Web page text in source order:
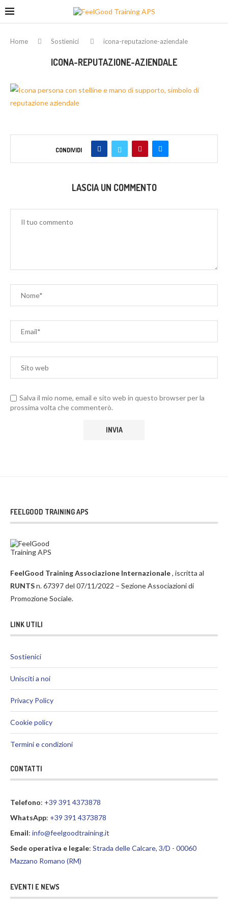
Home Sostienici icona-reputazione-aziendale
ICONA-REPUTAZIONE-AZIENDALE
CONDIVIDI
LASCIA UN COMMENTO
Salva il mio nome, email e sito web in questo browser per la
prossima volta che commenterò.
FEELGOOD TRAINING APS
FeelGood Training Associazione Internazionale, iscritta al
RUNTSn. 67397 del 07/11/2022 – Sezione Associazioni di
Promozione Sociale.
LINK UTILI
Sostienici
Unisciti a noi
Privacy Policy
Cookie policy
Termini e condizioni
CONTATTI
Telefono: +39 391 4373878
WhatsApp: +39 391 4373878
Email: info@feelgoodtraining.it
Sede operativa e legale: Strada delle Calcare, 3/D - 00060
Mazzano Romano (RM)
EVENTI E NEWS